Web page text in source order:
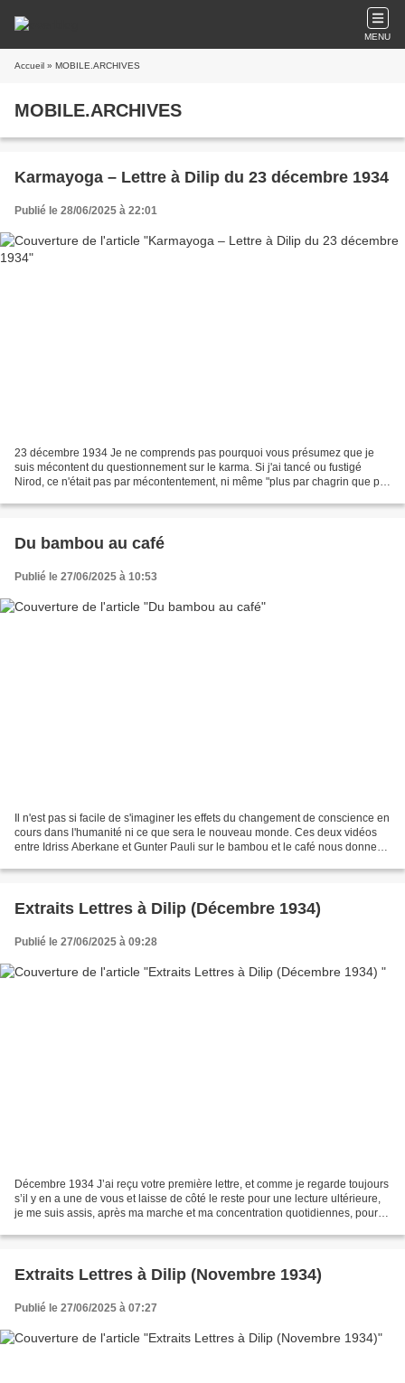
MENU
Accueil » MOBILE.ARCHIVES
MOBILE.ARCHIVES
Karmayoga – Lettre à Dilip du 23 décembre 1934
Publié le 28/06/2025 à 22:01
23 décembre 1934 Je ne comprends pas pourquoi vous présumez que je
suis mécontent du questionnement sur le karma. Si j'ai tancé ou fustigé
Nirod, ce n'était pas par mécontentement, ni même "plus par chagrin que par
Du bambou au café
Publié le 27/06/2025 à 10:53
Il n'est pas si facile de s'imaginer les effets du changement de conscience en
cours dans l'humanité ni ce que sera le nouveau monde. Ces deux vidéos
entre Idriss Aberkane et Gunter Pauli sur le bambou et le café nous donnent
Extraits Lettres à Dilip (Décembre 1934)
Publié le 27/06/2025 à 09:28
Décembre 1934 J’ai reçu votre première lettre, et comme je regarde toujours
s’il y en a une de vous et laisse de côté le reste pour une lecture ultérieure,
je me suis assis, après ma marche et ma concentration quotidiennes, pour y
Extraits Lettres à Dilip (Novembre 1934)
Publié le 27/06/2025 à 07:27